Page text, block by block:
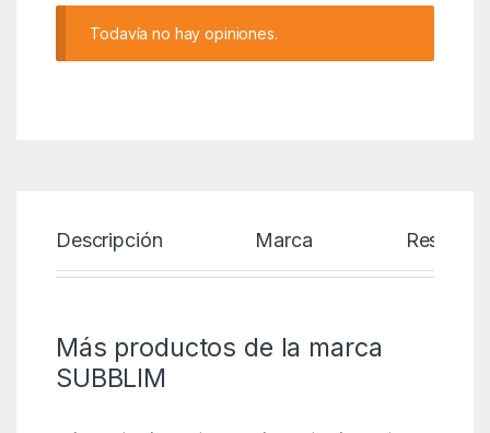
Todavía no hay opiniones.
Descripción Marca Reseñas
Más productos de la marca
SUBBLIM